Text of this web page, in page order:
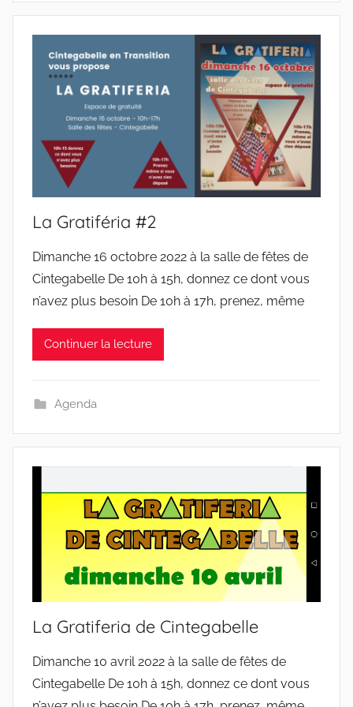
La Gratiféria #2
Dimanche 16 octobre 2022 à la salle de fêtes de
Cintegabelle De 10h à 15h, donnez ce dont vous
n’avez plus besoin De 10h à 17h, prenez, même
Continuer la lecture
Agenda
La Gratiferia de Cintegabelle
Dimanche 10 avril 2022 à la salle de fêtes de
Cintegabelle De 10h à 15h, donnez ce dont vous